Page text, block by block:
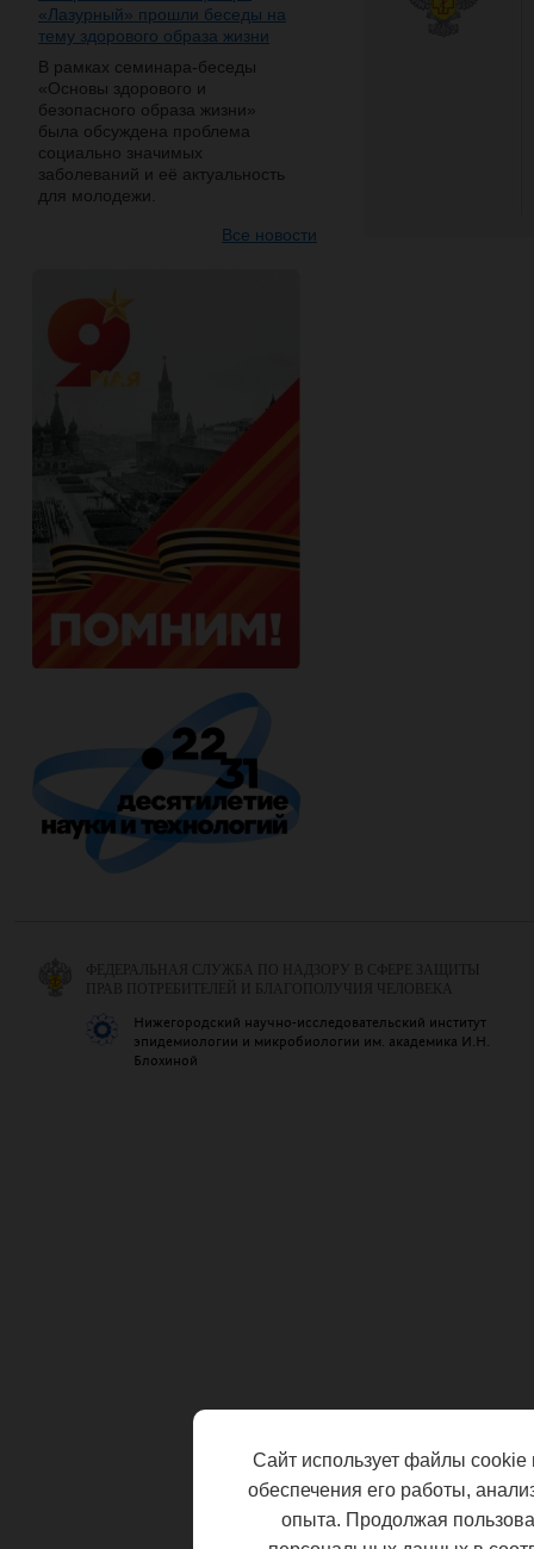
«Лазурный» прошли беседы на
тему здорового образа жизни
В рамках семинара-беседы
«Основы здорового и
безопасного образа жизни»
была обсуждена проблема
социально значимых
заболеваний и её актуальность
для молодежи.
Все новости
ФЕДЕРАЛЬНАЯ СЛУЖБА ПО НАДЗОРУ В СФЕРЕ ЗАЩИТЫ
ПРАВ ПОТРЕБИТЕЛЕЙ И БЛАГОПОЛУЧИЯ ЧЕЛОВЕКА
Нижегородский научно-исследовательский институт
эпидемиологии и микробиологии им. академика И.Н.
Блохиной
Сайт использует файлы cookie
обеспечения его работы,
опыта. Продолжая